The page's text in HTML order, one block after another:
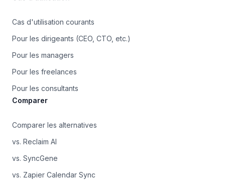
Cas d'utilisation courants
Pour les dirigeants (CEO, CTO, etc.)
Pour les managers
Pour les freelances
Pour les consultants
Comparer
Comparer les alternatives
vs. Reclaim AI
vs. SyncGene
vs. Zapier Calendar Sync